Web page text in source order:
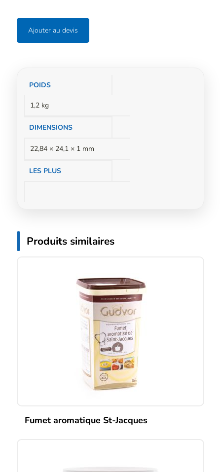
Ajouter au devis
Informations
POIDS
1,2 kg
DIMENSIONS
22,84 × 24,1 × 1 mm
LES PLUS
Produits similaires
Fumet aromatique St-Jacques